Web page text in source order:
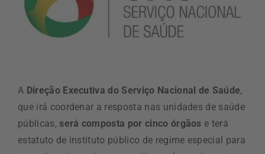
A Direção Executiva do Serviço Nacional de Saúde,
que irá coordenar a resposta nas unidades de saúde
públicas,será composta por cinco órgãos e terá
estatuto de instituto público de regime especial para